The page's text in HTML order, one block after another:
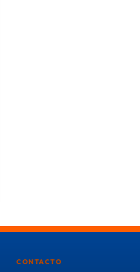
CONTACTO